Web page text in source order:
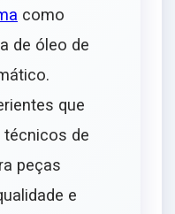
como
de óleo de
que
técnicos de
peças
e